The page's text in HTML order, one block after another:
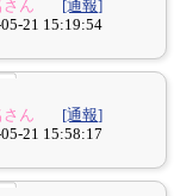
さん
[通報]
21 15:19:54
さん
[通報]
21 15:58:17